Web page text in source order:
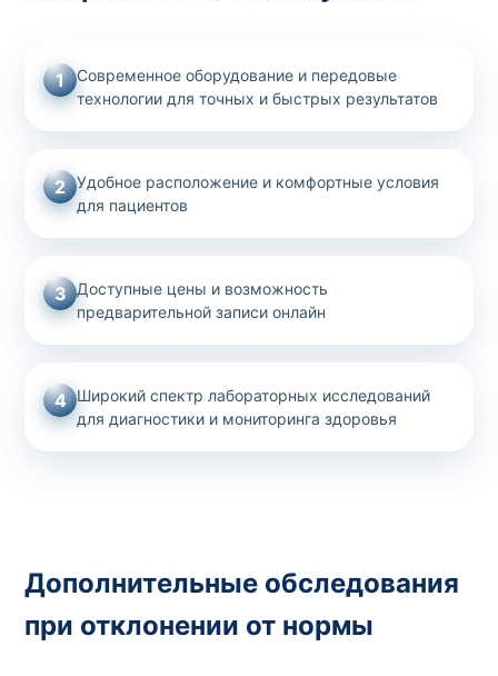
1
Современное оборудование и передовые
технологии для точных и быстрых результатов
2 Удобное расположение и комфортные условия
для пациентов
3 Доступные цены и возможность
предварительной записи онлайн
4 Широкий спектр лабораторных исследований
для диагностики и мониторинга здоровья
Дополнительные обследования
при отклонении от нормы